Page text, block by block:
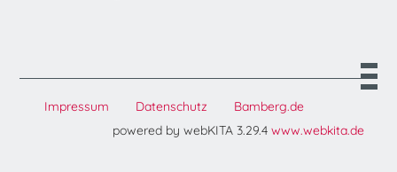
Impressum Datenschutz
Bamberg.de
powered by webKITA 3.29.4 www.webkita.de